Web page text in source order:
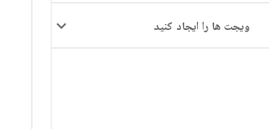
ویجت ها را ایجاد کنید